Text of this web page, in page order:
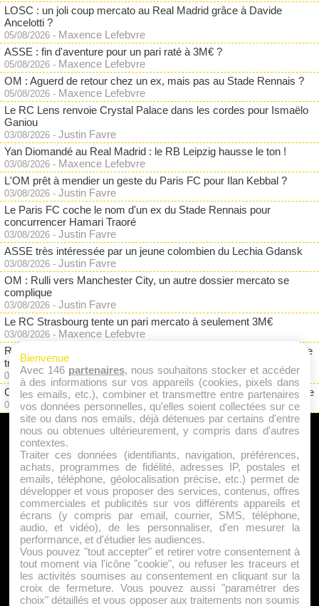
LOSC : un joli coup mercato au Real Madrid grâce à Davide
Ancelotti ?
05/08/2026 - Maxence Lefebvre
ASSE : fin d'aventure pour un pari raté à 3M€ ?
05/08/2026 - Maxence Lefebvre
OM : Aguerd de retour chez un ex, mais pas au Stade Rennais ?
05/08/2026 - Maxence Lefebvre
Le RC Lens renvoie Crystal Palace dans les cordes pour Ismaëlo
Ganiou
03/08/2026 - Justin Favre
Yan Diomandé au Real Madrid : le RB Leipzig hausse le ton !
03/08/2026 - Maxence Lefebvre
L'OM prêt à mendier un geste du Paris FC pour Ilan Kebbal ?
03/08/2026 - Justin Favre
Le Paris FC coche le nom d'un ex du Stade Rennais pour
concurrencer Hamari Traoré
03/08/2026 - Justin Favre
ASSE très intéressée par un jeune colombien du Lechia Gdansk
03/08/2026 - Justin Favre
OM : Rulli vers Manchester City, un autre dossier mercato se
complique
03/08/2026 - Justin Favre
Le RC Strasbourg tente un pari mercato à seulement 3M€
03/08/2026 - Maxence Lefebvre
RC Lens : jurisprudence Eintracht Francfort, Dino Toppmöller reste
très prudent
03/08/2026 -Justin Favre
OM : Dupraz pointe du doigt un gros paradoxe financier à Marseille
02/08/2026 -Justin Favre
A PROPOS
Qui sommes nous ?
Mentions Légales
Publicité
Politique de Cookies
Contact
Jeunesfooteux est un média sportif qui traite principalement de
l'actualité de la Ligue 1 et des grosses actualités de la Ligue 2 et
Bienvenue
Avec 146 partenaires, nous souhaitons stocker et accéder
à des informations sur vos appareils (cookies, pixels dans
les emails, etc.), combiner et transmettre entre partenaires
vos données personnelles, qu'elles soient collectées sur ce
site ou dans nos emails, déjà détenues par certains d'entre
nous ou obtenues ultérieurement, y compris dans d'autres
contextes.
Traiter ces données (identifiants, navigation, préférences,
achats, programmes de fidélité, adresses IP, postales et
emails, téléphone, géolocalisation précise, etc.) permet de
développer et vous proposer des services, contenus, offres
commerciales et publicités sur vos différents appareils et
écrans (y compris par email, courrier, SMS, téléphone,
audio, et vidéo), de les personnaliser, d'en mesurer la
performance, et d'étudier les audiences.
Vous pouvez "tout accepter" et retirer votre consentement à
tout moment via l'icône "cookie", ou refuser les traceurs et
les activités soumises au consentement en cliquant sur la
croix de fermeture. Vous pouvez aussi "paramétrer des
choix" détaillés et vous opposer aux traitements non soumis